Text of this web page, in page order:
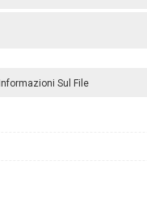
Informazioni Sul File